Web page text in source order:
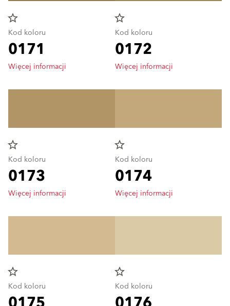
star_border
Kod koloru
0171
Więcej informacji
star_border
Kod koloru
0172
Więcej informacji
star_border
Kod koloru
0173
Więcej informacji
star_border
Kod koloru
0174
Więcej informacji
star_border
Kod koloru
star_border
Kod koloru